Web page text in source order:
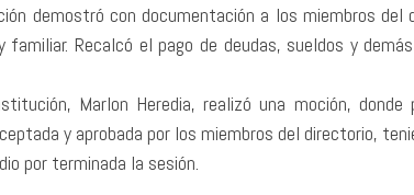
demostró con documentación a los miembros
Recalcó el pago de deudas, sueldos y
Marlon Heredia, realizó una moción,
y aprobada por los miembros del directorio,
por terminada la sesión.